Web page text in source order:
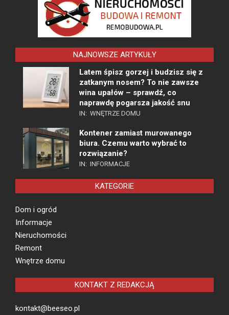
NAJNOWSZE ARTYKUŁY
Latem śpisz gorzej i budzisz się z
zatkanym nosem? To nie zawsze
wina upałów – sprawdź, co
naprawdę pogarsza jakość snu
IN: WNĘTRZE DOMU
Kontener zamiast murowanego
biura. Czemu warto wybrać to
rozwiązanie?
IN: INFORMACJE
KATEGORIE
Dom i ogród
Informacje
Nieruchomości
Remont
Wnętrze domu
KONTAKT Z REDAKCJĄ
kontakt@beeseo.pl